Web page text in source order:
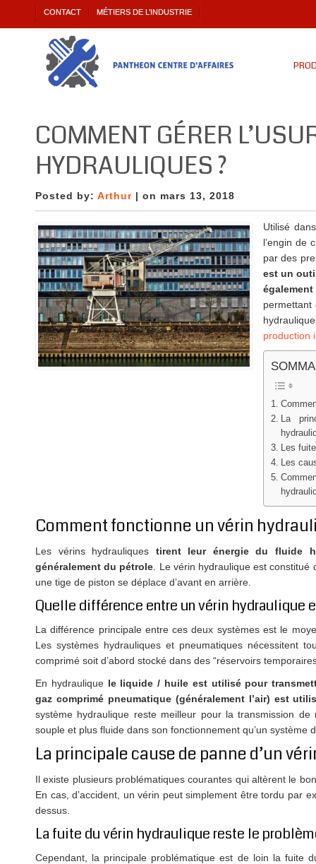
CONTACT MÉTIERS DE L’INDUSTRIE
COMMENT GÉRER
HYDRAULIQUES ?
Posted by: Arthur | on mars 13, 2018
Utilisé
l’engin de
par des
est un
permettant
production
La
Les
Les
Comment fonctionne un vérin
Les vérins hydrauliques tirent leur énergie du fluide
généralement du pétrole . Le vérin hydraulique est
une tige de piston se déplace d’avant en arrière.
Quelle différence entre un vérin hydraulique
La différence principale entre ces deux systèmes est le
Les systèmes hydrauliques et pneumatiques nécessitent
comprimé soit d’abord stocké dans des “réservoirs
En hydraulique le liquide / huile est utilisé pour
gaz comprimé pneumatique (généralement l’air) est
système hydraulique reste meilleur pour la transmission
souple et plus fluide dans son fonctionnement qu’un système
La principale cause de panne d’un
Il existe plusieurs problématiques courantes qui altèrent le
En cas, d’accident, un vérin peut simplement être tordu par
dessus.
La fuite du vérin hydraulique reste le
Cependant, la principale problématique est de loin la fuite